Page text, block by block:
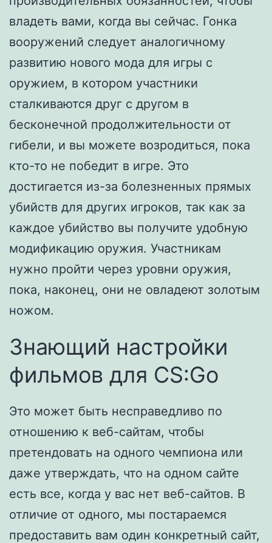
владеть вами, когда вы сейчас. Гонка
вооружений следует аналогичному
развитию нового мода для игры с
оружием, в котором участники
сталкиваются друг с другом в
бесконечной продолжительности от
гибели, и вы можете возродиться, пока
кто-то не победит в игре. Это
достигается из-за болезненных прямых
убийств для других игроков, так как за
каждое убийство вы получите удобную
модификацию оружия. Участникам
нужно пройти через уровни оружия,
пока, наконец, они не овладеют золотым
ножом.
Знающий настройки
фильмов для CS:Go
Это может быть несправедливо по
отношению к веб-сайтам, чтобы
претендовать на одного чемпиона или
даже утверждать, что на одном сайте
есть все, когда у вас нет веб-сайтов. В
отличие от одного, мы постараемся
предоставить вам один конкретный сайт,